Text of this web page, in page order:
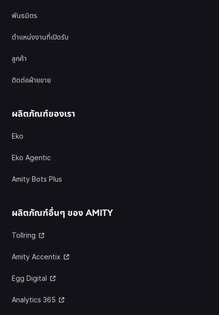
พันธมิตร
ตำแหน่งงานที่เปิดรับ
ลูกค้า
ติดต่อฝ่ายขาย
ผลิตภัณฑ์ของเรา
Eko
Eko Agentic
Amity Bots Plus
ผลิตภัณฑ์อื่นๆ ของ AMITY
Tollring
Amity Accentix
Egg Digital
Analytics 365